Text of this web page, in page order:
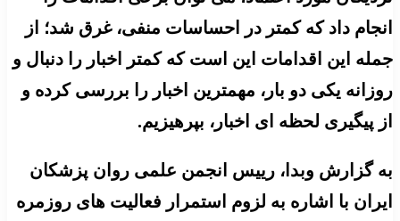
انجام داد که کمتر در احساسات منفی، غرق شد؛ از
جمله این اقدامات این است که کمتر اخبار را دنبال و
روزانه یکی دو بار، مهمترین اخبار را بررسی کرده و
از پیگیری لحظه ای اخبار، بپرهیزیم.
به گزارش وبدا، رییس انجمن علمی روان پزشکان
ایران با اشاره به لزوم استمرار فعالیت های روزمره